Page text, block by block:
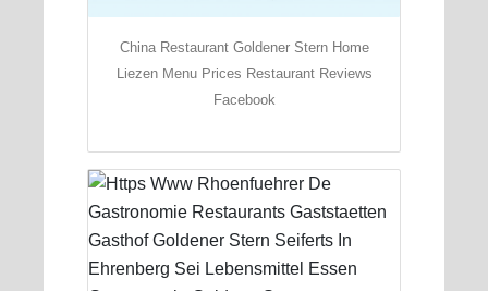
China Restaurant Goldener Stern Home
Liezen Menu Prices Restaurant Reviews
Facebook